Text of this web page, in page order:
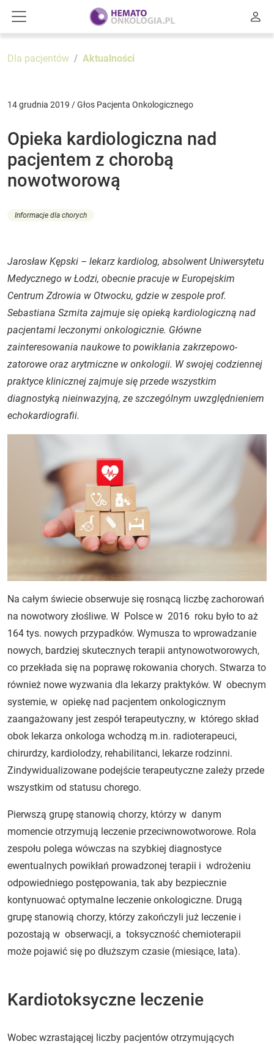
Dla pacjentów Aktualności
14 grudnia 2019 / Głos Pacjenta Onkologicznego
Opieka kardiologiczna nad
pacjentem z chorobą
nowotworową
Informacje dla chorych
Jarosław Kępski – lekarz kardiolog, absolwent Uniwersytetu
Medycznego w Łodzi, obecnie pracuje w Europejskim
Centrum Zdrowia w Otwocku, gdzie w zespole prof.
Sebastiana Szmita zajmuje się opieką kardiologiczną nad
pacjentami leczonymi onkologicznie. Główne
zainteresowania naukowe to powikłania zakrzepowo-
zatorowe oraz arytmiczne w onkologii. W swojej codziennej
praktyce klinicznej zajmuje się przede wszystkim
diagnostyką nieinwazyjną, ze szczególnym uwzględnieniem
echokardiografii.
Na całym świecie obserwuje się rosnącą liczbę zachorowań
na nowotwory złośliwe. W Polsce w 2016 roku było to aż
164 tys. nowych przypadków. Wymusza to wprowadzanie
nowych, bardziej skutecznych terapii antynowotworowych,
co przekłada się na poprawę rokowania chorych. Stwarza to
również nowe wyzwania dla lekarzy praktyków. W obecnym
systemie, w opiekę nad pacjentem onkologicznym
zaangażowany jest zespół terapeutyczny, w którego skład
obok lekarza onkologa wchodzą m.in. radioterapeuci,
chirurdzy, kardiolodzy, rehabilitanci, lekarze rodzinni.
Zindywidualizowane podejście terapeutyczne zależy przede
wszystkim od statusu chorego.
Pierwszą grupę stanowią chorzy, którzy w danym
momencie otrzymują leczenie przeciwnowotworowe. Rola
zespołu polega wówczas na szybkiej diagnostyce
ewentualnych powikłań prowadzonej terapii i wdrożeniu
odpowiedniego postępowania, tak aby bezpiecznie
kontynuować optymalne leczenie onkologiczne. Drugą
grupę stanowią chorzy, którzy zakończyli już leczenie i
pozostają w obserwacji, a toksyczność chemioterapii
może pojawić się po dłuższym czasie (miesiące, lata).
Kardiotoksyczne leczenie
Wobec wzrastającej liczby pacjentów otrzymujących